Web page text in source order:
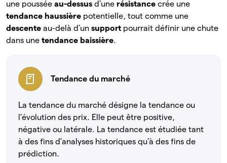
une poussée au-dessus d’une résistance crée une
tendance haussière potentielle, tout comme une
descente au-delà d’un support pourrait définir une chute
dans une tendance baissière.
Tendance du marché
La tendance du marché désigne la tendance ou
l’évolution des prix. Elle peut être positive,
négative ou latérale. La tendance est étudiée tant
à des fins d’analyses historiques qu’à des fins de
prédiction.